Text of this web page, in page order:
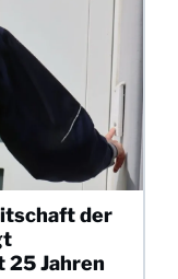
der
25 Jahren